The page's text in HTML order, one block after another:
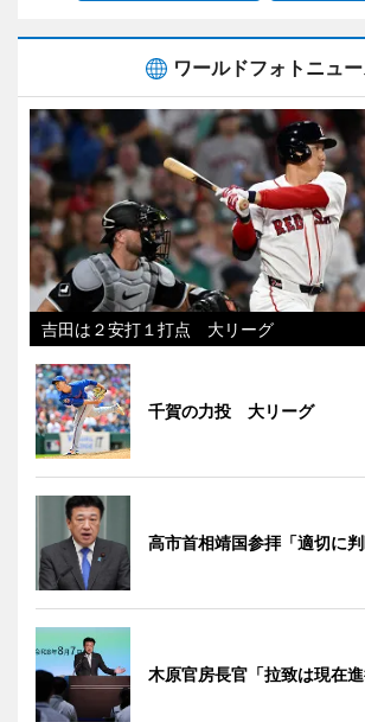
ワールドフォトニュ
吉田は２安打１打点 大リーグ
千賀の力投 大リーグ
高市首相靖国参拝「適切に判
木原官房長官「拉致は現在進